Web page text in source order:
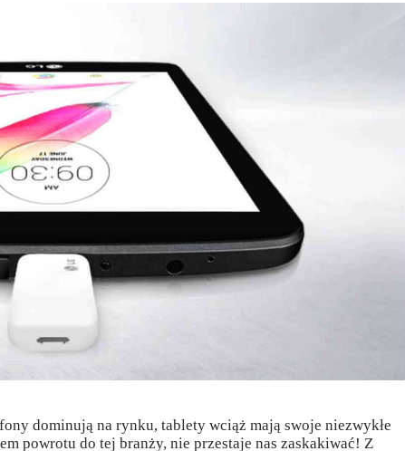
dominują na rynku, tablety wciąż mają swoje niezwykłe
powrotu do tej branży, nie przestaje nas zaskakiwać! Z